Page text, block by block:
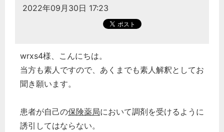
2022年09月30日 17:23
wrxs4様、こんにちは。
当方も素人ですので、あくまでも素人解釈としてお
聞き願います。
患者が自己の保険薬局において調剤を受けるように
誘引してはならない。